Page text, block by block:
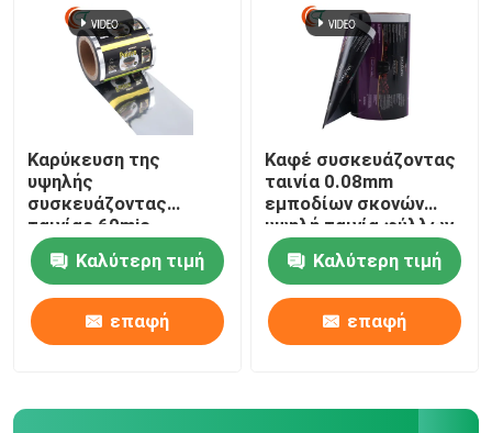
Καρύκευση της
υψηλής
συσκευάζοντας
ταινίας 60mic
εμποδίων στην ταινία
συσκευασίας
τροφίμων σάλτσας
σακουλιών 80mic
Καλύτερη τιμή
επαφή
Καφέ συσκευάζοντας
ταινία 0.08mm
εμποδίων σκονών
υψηλή ταινία φύλλων
αλουμινίου αργιλίου
που τοποθετεί τον
πλαστικό ρόλο σε
στρώματα
Καλύτερη τιμή
επαφή